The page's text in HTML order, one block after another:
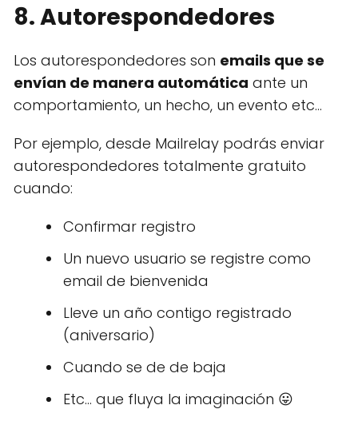
8. Autorespondedores
Los autorespondedores son emails que se
envían de manera automática ante un
comportamiento, un hecho, un evento etc...
Por ejemplo, desde Mailrelay podrás enviar
autorespondedores totalmente gratuito
cuando:
Confirmar registro
Un nuevo usuario se registre como
email de bienvenida
Lleve un año contigo registrado
(aniversario)
Cuando se de de baja
Etc... que fluya la imaginación 😛